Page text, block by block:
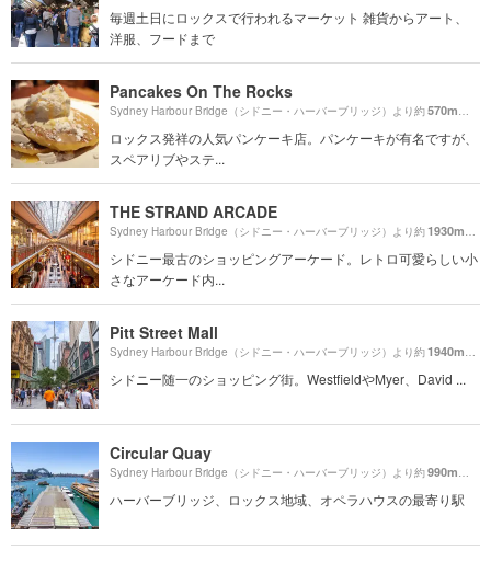
毎週土日にロックスで行われるマーケット 雑貨からアート、
洋服、フードまで
Pancakes On The Rocks
Sydney Harbour Bridge（シドニー・ハーバーブリッジ）より約570m （徒
ロックス発祥の人気パンケーキ店。パンケーキが有名ですが、
スペアリブやステ...
THE STRAND ARCADE
Sydney Harbour Bridge（シドニー・ハーバーブリッジ）より約1930m （
シドニー最古のショッピングアーケード。レトロ可愛らしい小
さなアーケード内...
Pitt Street Mall
Sydney Harbour Bridge（シドニー・ハーバーブリッジ）より約1940m （
シドニー随一のショッピング街。WestfieldやMyer、David ...
Circular Quay
Sydney Harbour Bridge（シドニー・ハーバーブリッジ）より約990m （徒
ハーバーブリッジ、ロックス地域、オペラハウスの最寄り駅